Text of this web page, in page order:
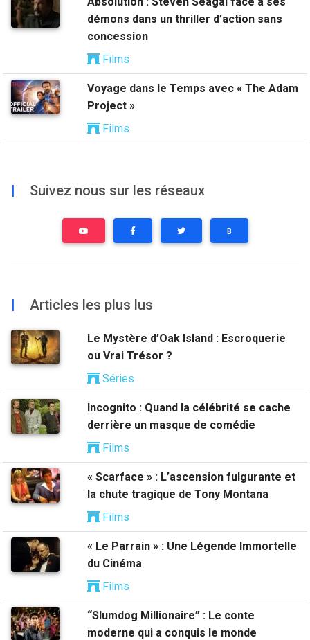
démons dans un thriller d’action sans
concession
Films
Voyage dans le Temps avec « The Adam
Project »
Films
| Suivez nous sur les réseaux
B
| Articles les plus lus
Le Mystère d’Oak Island : Escroquerie
ou Vrai Trésor ?
Séries
Incognito : Quand la célébrité se cache
derrière un masque de comédie
Films
« Scarface » : L’ascension fulgurante et
la chute tragique de Tony Montana
Films
« Le Parrain » : Une Légende Immortelle
du Cinéma
Films
“Slumdog Millionaire” : Le conte
moderne qui a conquis le monde